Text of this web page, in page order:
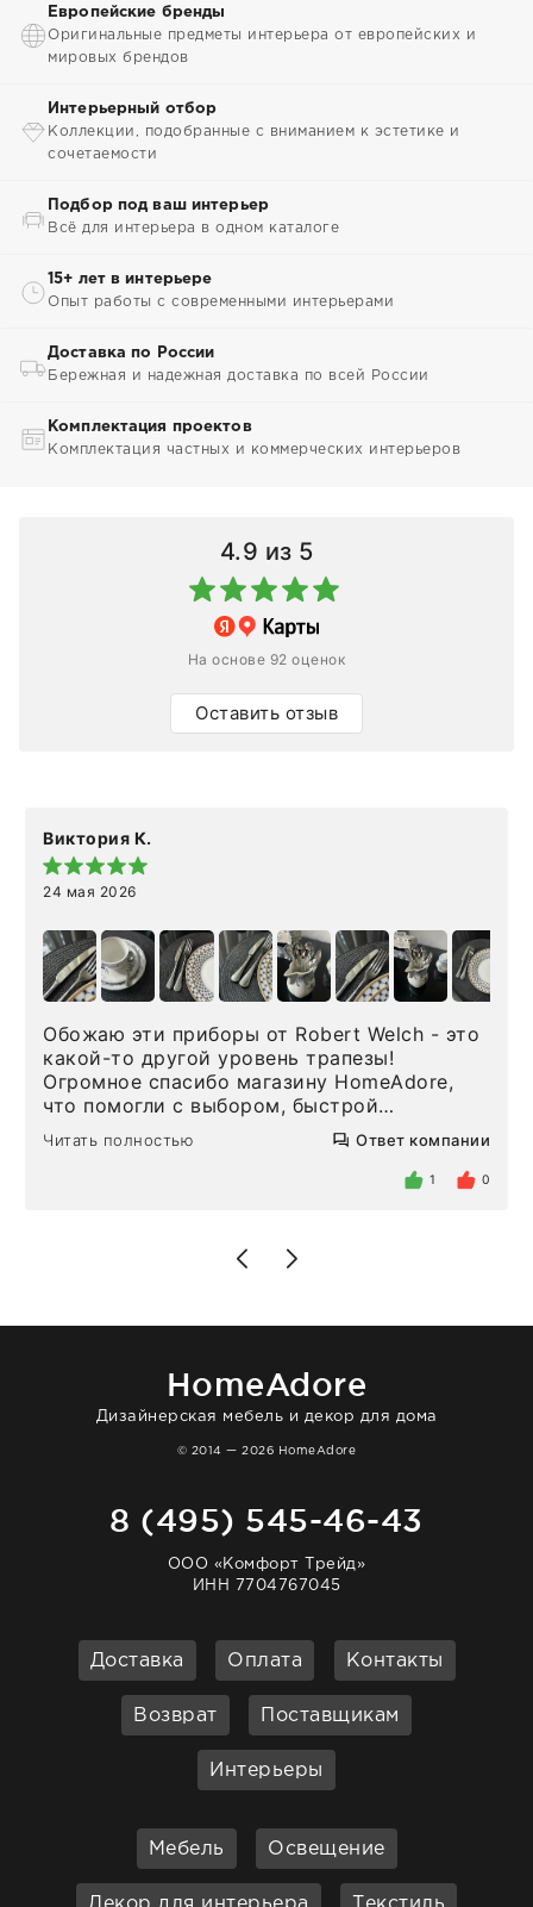
Европейские бренды
Оригинальные предметы интерьера от европейских и
мировых брендов
Интерьерный отбор
Коллекции, подобранные с вниманием к эстетике и
сочетаемости
Подбор под ваш интерьер
Всё для интерьера в одном каталоге
15+ лет в интерьере
Опыт работы с современными интерьерами
Доставка по России
Бережная и надежная доставка по всей России
Комплектация проектов
Комплектация частных и коммерческих интерьеров
4.9 из 5
На основе 92 оценок
Оставить отзыв
Виктория К.
24 мая 2026
Обожаю эти приборы от Robert Welch - это
какой-то другой уровень трапезы!
Огромное спасибо магазину HomeAdore,
что помогли с выбором, быстрой
доставкой и высоким сервисом. Один раз
была здесь лично, забирала чайные ложки,
внутри очень много антикварной посуды,
Позже заказывала остальные приборы -
доставили сдэком на следующий день к
отвечает очень быстро. Взаимодействием
Читать полностью Ответ компании
1 0
HomeAdore
Дизайнерская мебель и декор для дома
© 2014 — 2026 HomeAdore
8 (495) 545-46-43
ООО «Комфорт Трейд»
ИНН 7704767045
Доставка Оплата Контакты
Возврат Поставщикам
Интерьеры
Мебель Освещение